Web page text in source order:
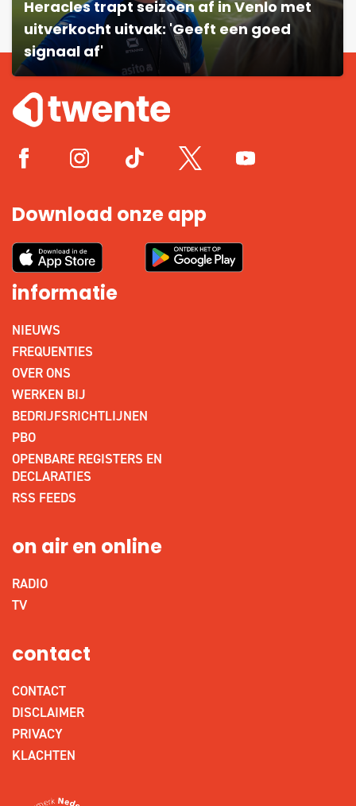
Heracles trapt seizoen af in Venlo met
uitverkocht uitvak: 'Geeft een goed
signaal af'
Download onze app
informatie
NIEUWS
FREQUENTIES
OVER ONS
WERKEN BIJ
BEDRIJFSRICHTLIJNEN
PBO
OPENBARE REGISTERS EN
DECLARATIES
RSS FEEDS
on air en online
RADIO
TV
contact
CONTACT
DISCLAIMER
PRIVACY
KLACHTEN